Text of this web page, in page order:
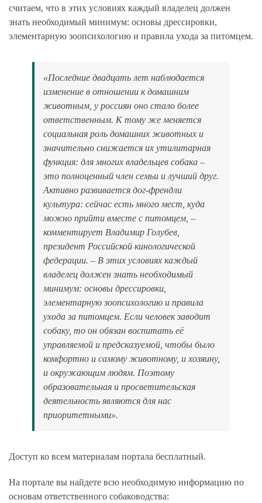
считаем, что в этих условиях каждый владелец должен
знать необходимый минимум: основы дрессировки,
элементарную зоопсихологию и правила ухода за питомцем.
«Последние двадцать лет наблюдается
изменение в отношении к домашним
животным, у россиян оно стало более
ответственным. К тому же меняется
социальная роль домашних животных и
значительно снижается их утилитарная
функция: для многих владельцев собака –
это полноценный член семьи и лучший друг.
Активно развивается дог-френдли
культура: сейчас есть много мест, куда
можно прийти вместе с питомцем, –
комментирует Владимир Голубев,
президент Российской кинологической
федерации. – В этих условиях каждый
владелец должен знать необходимый
минимум: основы дрессировки,
элементарную зоопсихологию и правила
ухода за питомцем. Если человек заводит
собаку, то он обязан воспитать её
управляемой и предсказуемой, чтобы было
комфортно и самому животному, и хозяину,
и окружающим людям. Поэтому
образовательная и просветительская
деятельность являются для нас
приоритетными».
Доступ ко всем материалам портала бесплатный.
На портале вы найдете всю необходимую информацию по
основам ответственного собаководства: